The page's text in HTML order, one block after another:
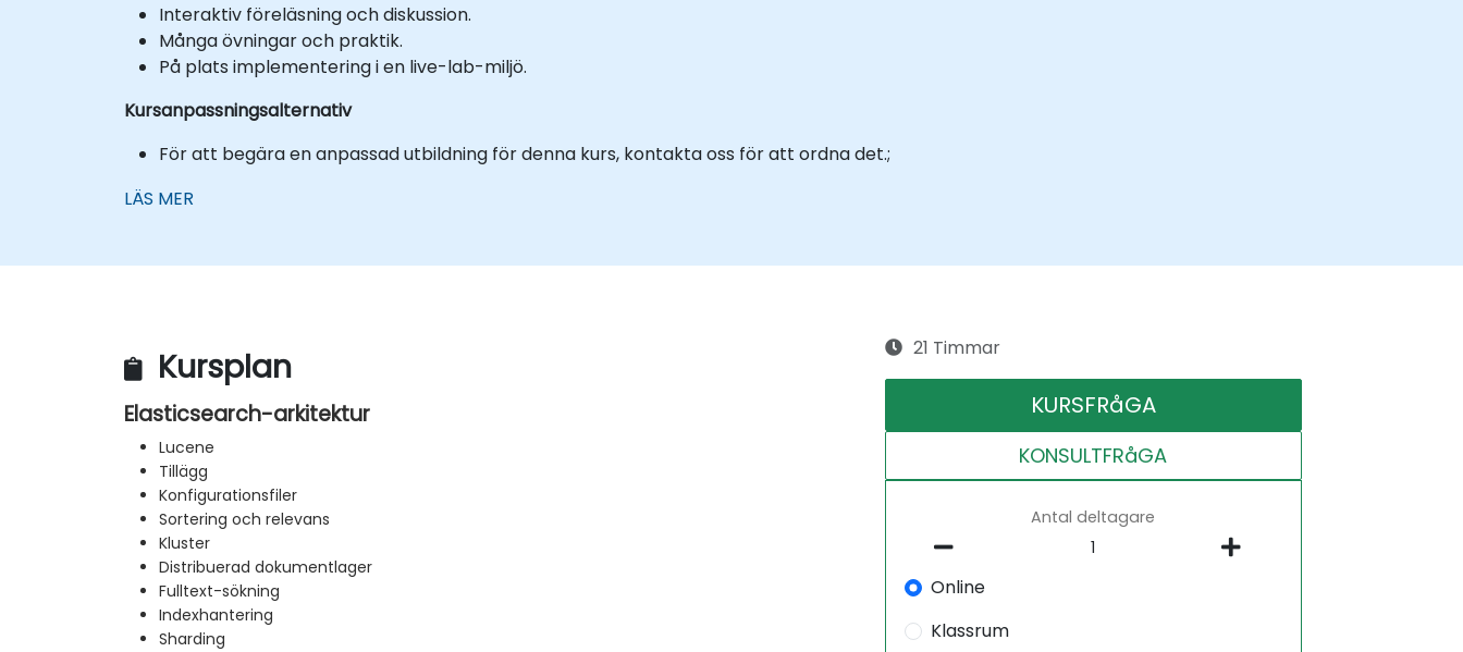
Interaktiv föreläsning och diskussion.
Många övningar och praktik.
På plats implementering i en live-lab-miljö.
Kursanpassningsalternativ
För att begära en anpassad utbildning för denna kurs, kontakta oss för att ordna det.;
LÄS MER
Kursplan
Elasticsearch-arkitektur
Lucene
Tillägg
Konfigurationsfiler
Sortering och relevans
Kluster
Distribuerad dokumentlager
Fulltext-sökning
Indexhantering
Sharding
21 Timmar
KURSFRåGA
KONSULTFRåGA
Antal deltagare
Online
Klassrum